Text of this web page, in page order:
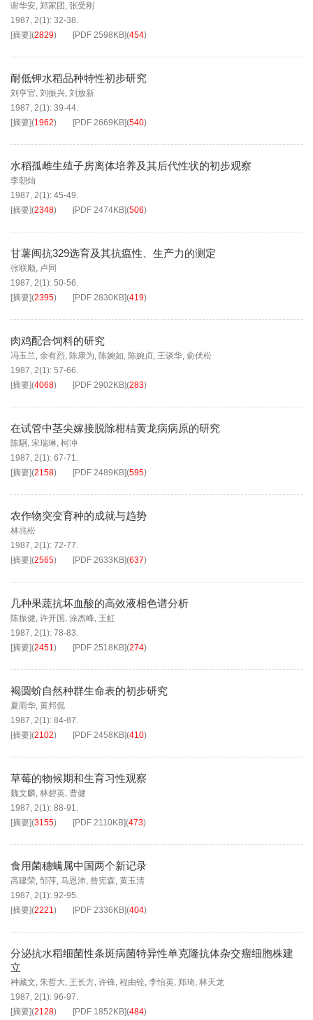
谢华安, 郑家团 , 张受刚
1987, 2(1): 32-38.
[摘要](2829) [PDF 2598KB](454)
耐低钾水稻品种特性初步研究
刘亨官, 刘振兴, 刘放新
1987, 2(1): 39-44.
[摘要](1962) [PDF 2669KB](540)
水稻孤雌生殖子房离体培养及其后代性状的初步观察
李朝灿
1987, 2(1): 45-49.
[摘要](2348) [PDF 2474KB](506)
甘薯闽抗329选育及其抗瘟性、生产力的测定
张联顺, 卢同
1987, 2(1): 50-56.
[摘要](2395) [PDF 2830KB](419)
肉鸡配合饲料的研究
冯玉兰, 余有烈, 陈康为, 陈婉如, 陈婉贞, 王谈华, 俞伏松
1987, 2(1): 57-66.
[摘要](4068) [PDF 2902KB](283)
在试管中茎尖嫁接脱除柑桔黄龙病病原的研究
陈駉 , 宋瑞琳, 柯冲
1987, 2(1): 67-71.
[摘要](2158) [PDF 2489KB](595)
农作物突变育种的成就与趋势
林兆松
1987, 2(1): 72-77.
[摘要](2565) [PDF 2633KB](637)
几种果蔬抗坏血酸的高效液相色谱分析
陈振健, 许开国 , 涂杰峰, 王虹
1987, 2(1): 78-83.
[摘要](2451) [PDF 2518KB](274)
褐圆蚧自然种群生命表的初步研究
夏雨华, 黄邦侃
1987, 2(1): 84-87.
[摘要](2102) [PDF 2458KB](410)
草莓的物候期和生育习性观察
魏文麟, 林碧英, 曹健
1987, 2(1): 88-91.
[摘要](3155) [PDF 2110KB](473)
食用菌穗螨属中国两个新记录
高建荣, 邹萍, 马恩沛, 曾宪森, 黄玉清
1987, 2(1): 92-95.
[摘要](2221) [PDF 2336KB](404)
分泌抗水稻细菌性条斑病菌特异性单克隆抗体杂交瘤细胞株建
立
种藏文, 朱哲大, 王长方, 许锋, 程由铨, 李怡英, 郑琦, 林天龙
1987, 2(1): 96-97.
[摘要](2128) [PDF 1852KB](484)